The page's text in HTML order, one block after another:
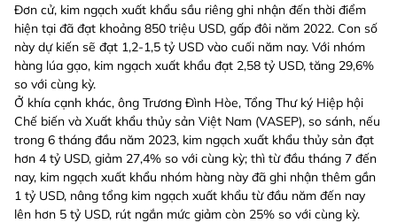
Đơn cử, kim ngạch xuất khẩu sầu riêng ghi nhận đến thời điểm
hiện tại đã đạt khoảng 850 triệu USD, gấp đôi năm 2022. Con số
này dự kiến sẽ đạt 1,2-1,5 tỷ USD vào cuối năm nay. Với nhóm
hàng lúa gạo, kim ngạch xuất khẩu đạt 2,58 tỷ USD, tăng 29,6%
so với cùng kỳ.
Ở khía cạnh khác, ông Trương Đình Hòe, Tổng Thư ký Hiệp hội
Chế biến và Xuất khẩu thủy sản Việt Nam (VASEP), so sánh, nếu
trong 6 tháng đầu năm 2023, kim ngạch xuất khẩu thủy sản đạt
hơn 4 tỷ USD, giảm 27,4% so với cùng kỳ; thì từ đầu tháng 7 đến
nay, kim ngạch xuất khẩu nhóm hàng này đã ghi nhận thêm gần
1 tỷ USD, nâng tổng kim ngạch xuất khẩu từ đầu năm đến nay
lên hơn 5 tỷ USD, rút ngắn mức giảm còn 25% so với cùng kỳ.